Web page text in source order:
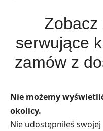
Zobacz
serwujące
zamów z
Nie możemy
okolicy.
Nie udostępniłeś